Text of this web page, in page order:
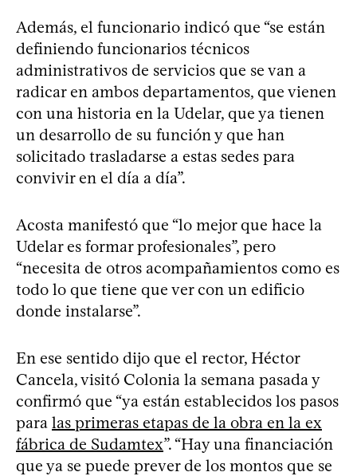
Además, el funcionario indicó que “se están
definiendo funcionarios técnicos
administrativos de servicios que se van a
radicar en ambos departamentos, que vienen
con una historia en la Udelar, que ya tienen
un desarrollo de su función y que han
solicitado trasladarse a estas sedes para
convivir en el día a día”.
Acosta manifestó que “lo mejor que hace la
Udelar es formar profesionales”, pero
“necesita de otros acompañamientos como es
todo lo que tiene que ver con un edificio
donde instalarse”.
En ese sentido dijo que el rector, Héctor
Cancela, visitó Colonia la semana pasada y
confirmó que “ya están establecidos los pasos
para las primeras etapas de la obra en la ex
fábrica de Sudamtex”. “Hay una financiación
que ya se puede prever de los montos que se